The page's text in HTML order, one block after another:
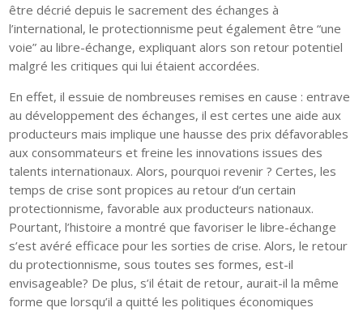
être décrié depuis le sacrement des échanges à
l’international, le protectionnisme peut également être “une
voie” au libre-échange, expliquant alors son retour potentiel
malgré les critiques qui lui étaient accordées.
En effet, il essuie de nombreuses remises en cause : entrave
au développement des échanges, il est certes une aide aux
producteurs mais implique une hausse des prix défavorables
aux consommateurs et freine les innovations issues des
talents internationaux. Alors, pourquoi revenir ? Certes, les
temps de crise sont propices au retour d’un certain
protectionnisme, favorable aux producteurs nationaux.
Pourtant, l’histoire a montré que favoriser le libre-échange
s’est avéré efficace pour les sorties de crise. Alors, le retour
du protectionnisme, sous toutes ses formes, est-il
envisageable? De plus, s’il était de retour, aurait-il la même
forme que lorsqu’il a quitté les politiques économiques